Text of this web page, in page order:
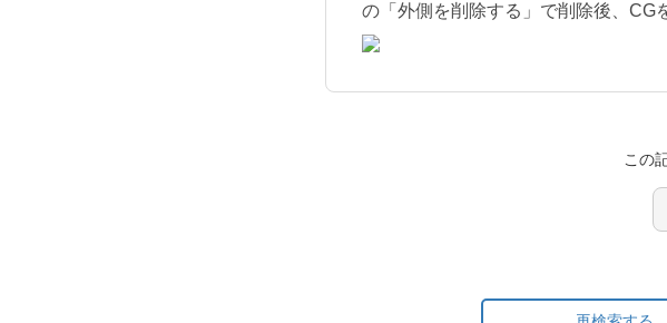
の「外側を削除する」で削除後、CG
この